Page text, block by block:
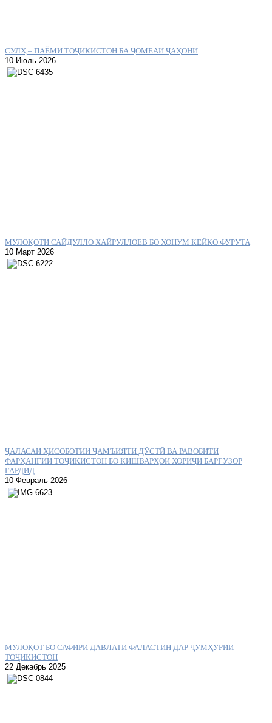
СУЛҲ – ПАЁМИ ТОҶИКИСТОН БА ҶОМЕАИ ҶАҲОНӢ
10 Июль 2026
МУЛОҚОТИ САЙДУЛЛО ХАЙРУЛЛОЕВ БО ХОНУМ КЕЙКО ФУРУТА
10 Март 2026
ҶАЛАСАИ ҲИСОБОТИИ ҶАМЪИЯТИ ДӮСТӢ ВА РАВОБИТИ
ФАРҲАНГИИ ТОҶИКИСТОН БО КИШВАРҲОИ ХОРИҶӢ БАРГУЗОР
ГАРДИД
10 Февраль 2026
МУЛОҚОТ БО САФИРИ ДАВЛАТИ ФАЛАСТИН ДАР ҶУМҲУРИИ
ТОҶИКИСТОН
22 Декабрь 2025